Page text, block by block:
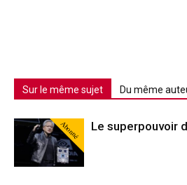
Sur le même sujet Du même
Abonné Le superpouvoir